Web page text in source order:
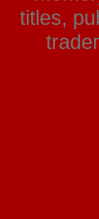
titles,